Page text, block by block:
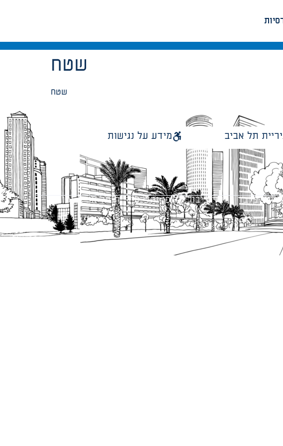
שטח
שטח
תל אביב מידע על נגישות
בלבד למבני ציבור על פי נהלי עיריית תל אביב-יפו.